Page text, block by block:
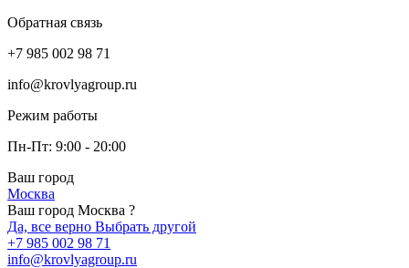
Обратная связь
+7 985 002 98 71
info@krovlyagroup.ru
Режим работы
Пн-Пт: 9:00 - 20:00
Ваш город
Москва
Ваш город Москва ?
Да, все верно Выбрать другой
+7 985 002 98 71
info@krovlyagroup.ru